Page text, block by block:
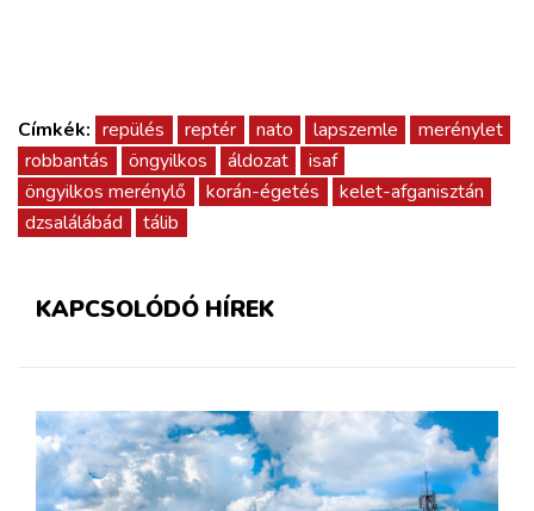
Címkék: repülés reptér nato lapszemle
merénylet
robbantás
öngyilkos áldozat
isaf
öngyilkos merénylő
korán-égetés
kelet-afganisztán
dzsalálábád
tálib
KAPCSOLÓDÓ HÍREK